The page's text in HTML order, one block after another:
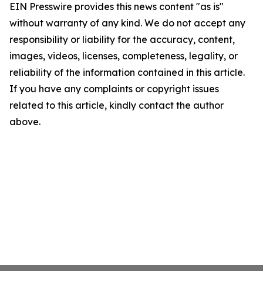
EIN Presswire provides this news content "as is"
without warranty of any kind. We do not accept any
responsibility or liability for the accuracy, content,
images, videos, licenses, completeness, legality, or
reliability of the information contained in this article.
If you have any complaints or copyright issues
related to this article, kindly contact the author
above.